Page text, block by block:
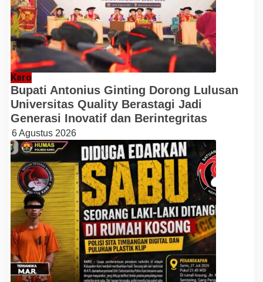
Karo
Bupati Antonius Ginting Dorong Lulusan
Universitas Quality Berastagi Jadi
Generasi Inovatif dan Berintegritas
6 Agustus 2026